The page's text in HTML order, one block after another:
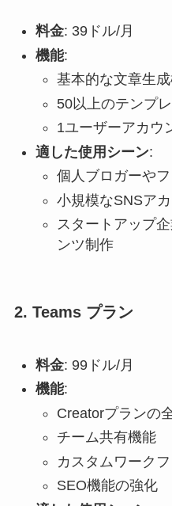
料金: 39ドル/月
機能:
基本的な文章生
50以上のテンプ
1ユーザーアカウ
適した使用シーン:
個人ブロガーや
小規模なSNSア
スタートアップ
ンツ制作
2. Teams プラン
料金: 99ドル/月
機能:
Creatorプランの
チーム共有機能
カスタムワーク
SEO機能の強化